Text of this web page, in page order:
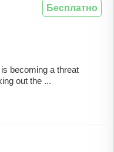
becoming a threat
out the ...
Бесплатно